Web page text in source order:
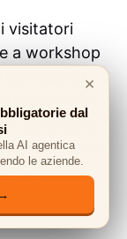
visitatori
a workshop
nella
sono solo
ma
le
e
×
dal
AI agentica
le aziende.